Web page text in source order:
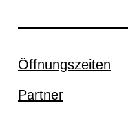
Öffnungszeiten
Partner